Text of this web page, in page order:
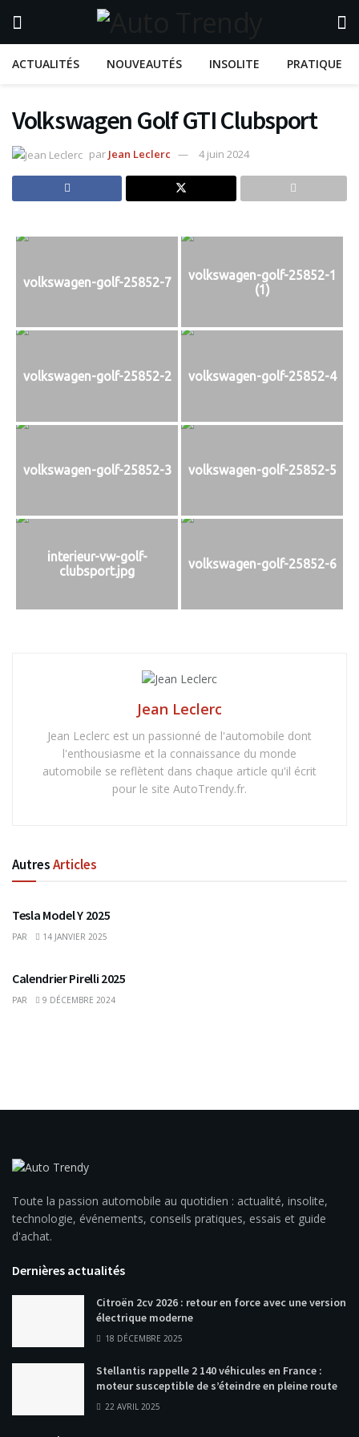
ACTUALITÉS NOUVEAUTÉS INSOLITE PRATIQUE
Volkswagen Golf GTI Clubsport
par Jean Leclerc 4 juin 2024
volkswagen-golf-25852-7
volkswagen-golf-25852-1
(1)
volkswagen-golf-25852-2 volkswagen-golf-25852-4
volkswagen-golf-25852-3 volkswagen-golf-25852-5
interieur-vw-golf-
clubsport.jpg
volkswagen-golf-25852-6
Jean Leclerc
Jean Leclerc est un passionné de l'automobile dont
l'enthousiasme et la connaissance du monde
automobile se reflètent dans chaque article qu'il écrit
pour le site AutoTrendy.fr.
AutresArticles
Tesla Model Y 2025
PAR 14 JANVIER 2025
Calendrier Pirelli 2025
PAR 9 DÉCEMBRE 2024
Toute la passion automobile au quotidien : actualité, insolite,
technologie, événements, conseils pratiques, essais et guide
d'achat.
Dernières actualités
Citroën 2cv 2026 : retour en force avec une version
électrique moderne
18 DÉCEMBRE 2025
Stellantis rappelle 2 140 véhicules en France :
moteur susceptible de s’éteindre en pleine route
22 AVRIL 2025